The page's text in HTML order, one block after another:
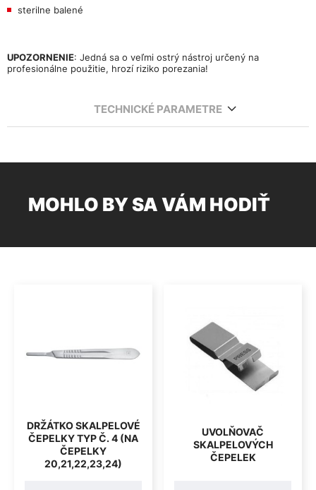
sterilne balené
UPOZORNENIE: Jedná sa o veľmi ostrý nástroj určený na
profesionálne použitie, hrozí riziko porezania!
TECHNICKÉ PARAMETRE
MOHLO BY SA VÁM HODIŤ
DRŽÁTKO SKALPELOVÉ
ČEPELKY TYP Č. 4 (NA
ČEPELKY
20,21,22,23,24)
UVOLŇOVAČ
SKALPELOVÝCH
ČEPELEK